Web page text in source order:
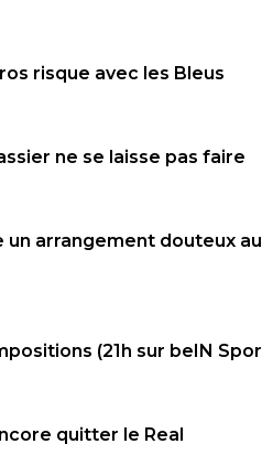
risque avec les Bleus
ne se laisse pas faire
un arrangement douteux au
(21h sur beIN
quitter le Real